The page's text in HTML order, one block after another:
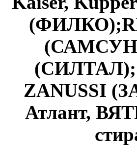
(СИЛТАЛ);
ZANUSSI
Атлант,